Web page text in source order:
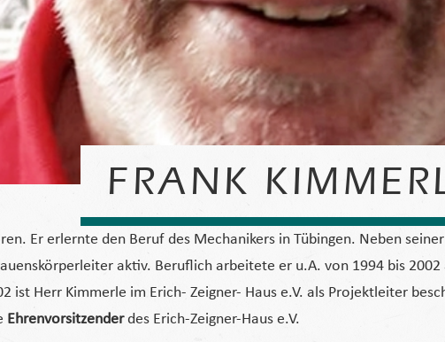
FRANK
Er erlernte den Beruf des Mechanikers in Tübingen. Neben
aktiv. Beruflich arbeitete er u.A. von 1994 bis
ist Herr Kimmerle im Erich- Zeigner- Haus e.V. als Projektleiter
Ehrenvorsitzenderdes Erich-Zeigner-Haus e.V.